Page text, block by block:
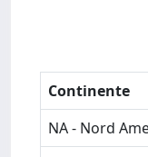
Continente
NA - Nord